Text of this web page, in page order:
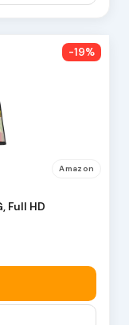
-19%
Amazon
Full HD